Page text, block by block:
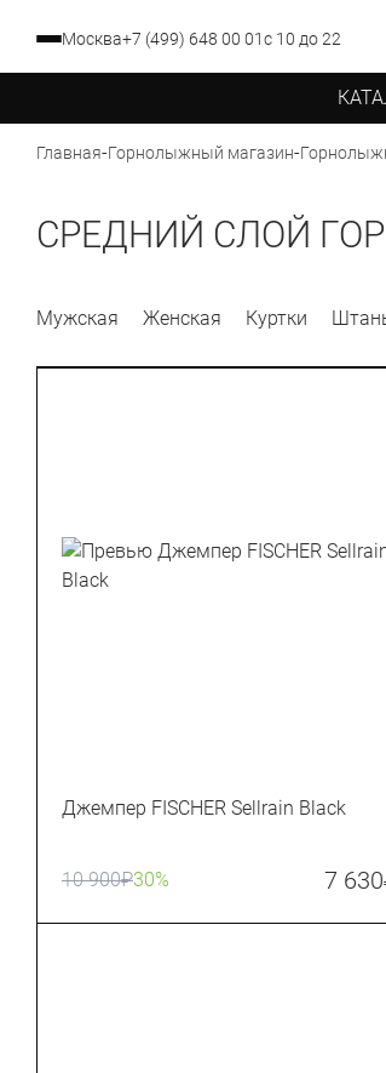
Москва+7 (499) 648 00 01с 10 до 22
Главная-Горнолыжный магазин-
СРЕДНИЙ СЛОЙ
Мужская Женская Куртки
Джемпер FISCHER Sellrain Black
10 900₽30% 7 630